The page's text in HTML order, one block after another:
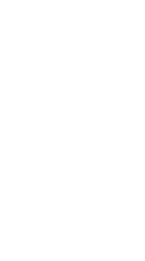
원이 가능합니다. 개인별 세심한